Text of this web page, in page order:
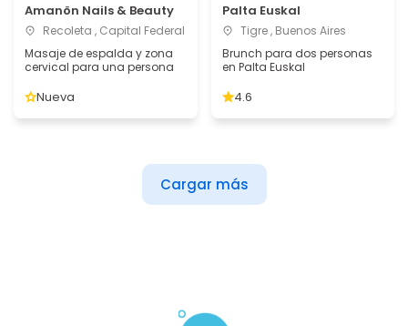
Amanön Nails & Beauty
Recoleta , Capital Federal
Masaje de espalda y zona
cervical para una persona
Nueva
Palta Euskal
Tigre , Buenos Aires
Brunch para dos personas
en Palta Euskal
4.6
Cargar más